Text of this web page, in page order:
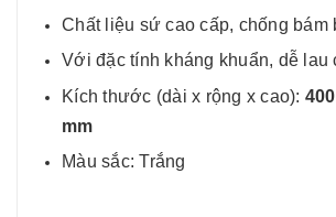
Chất liệu sứ cao cấp, chống bám
Với đặc tính kháng khuẩn, dễ lau
Kích thước (dài x rộng x cao):
mm
Màu sắc: Trắng